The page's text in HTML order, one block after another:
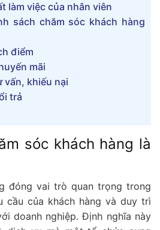
làm việc của nhân viên
sách chăm sóc khách hàng
điểm
mãi
vấn, khiếu nại
trả
sóc khách hàng là
đóng vai trò quan trọng trong
cầu của khách hàng và duy trì
doanh nghiệp. Định nghĩa này